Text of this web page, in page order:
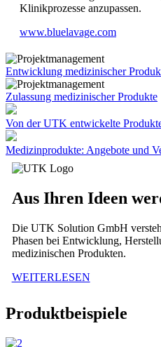
Klinikprozesse anzupassen.
www.bluelavage.com
Entwicklung medizinischer
Zulassung medizinischer Produkte
Von der UTK entwickelte
Medizinprodukte: Angebote und
Aus Ihren Ideen
Die UTK Solution GmbH
Phasen bei Entwicklung,
medizinischen Produkten.
WEITERLESEN
Produktbeispiele